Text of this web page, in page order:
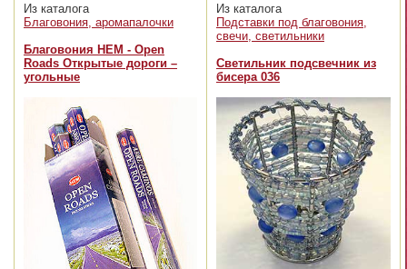
Из каталога
Благовония, аромапалочки
Благовония HEM - Open
Roads Открытые дороги –
угольные
Из каталога
Подставки под благовония,
свечи, светильники
Светильник подсвечник из
бисера 036